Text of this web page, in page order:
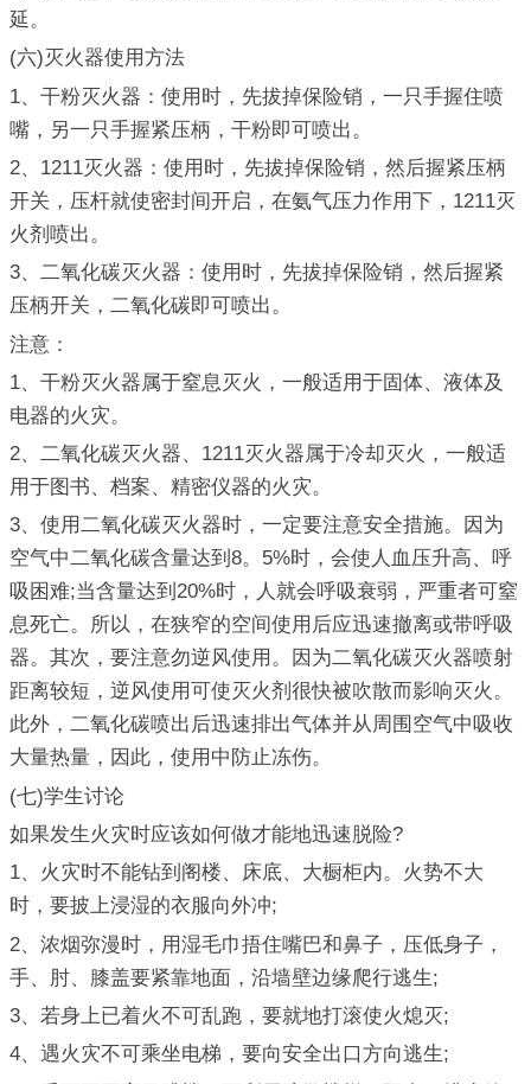
延。
(六)灭火器使用方法
1、干粉灭火器：使用时，先拔掉保险销，一只手握住喷
嘴，另一只手握紧压柄，干粉即可喷出。
2、1211灭火器：使用时，先拔掉保险销，然后握紧压柄
开关，压杆就使密封间开启，在氨气压力作用下，1211灭
火剂喷出。
3、二氧化碳灭火器：使用时，先拔掉保险销，然后握紧
压柄开关，二氧化碳即可喷出。
注意：
1、干粉灭火器属于窒息灭火，一般适用于固体、液体及
电器的火灾。
2、二氧化碳灭火器、1211灭火器属于冷却灭火，一般适
用于图书、档案、精密仪器的火灾。
3、使用二氧化碳灭火器时，一定要注意安全措施。因为
空气中二氧化碳含量达到8。5%时，会使人血压升高、呼
吸困难;当含量达到20%时，人就会呼吸衰弱，严重者可窒
息死亡。所以，在狭窄的空间使用后应迅速撤离或带呼吸
器。其次，要注意勿逆风使用。因为二氧化碳灭火器喷射
距离较短，逆风使用可使灭火剂很快被吹散而影响灭火。
此外，二氧化碳喷出后迅速排出气体并从周围空气中吸收
大量热量，因此，使用中防止冻伤。
(七)学生讨论
如果发生火灾时应该如何做才能地迅速脱险?
1、火灾时不能钻到阁楼、床底、大橱柜内。火势不大
时，要披上浸湿的衣服向外冲;
2、浓烟弥漫时，用湿毛巾捂住嘴巴和鼻子，压低身子，
手、肘、膝盖要紧靠地面，沿墙壁边缘爬行逃生;
3、若身上已着火不可乱跑，要就地打滚使火熄灭;
4、遇火灾不可乘坐电梯，要向安全出口方向逃生;